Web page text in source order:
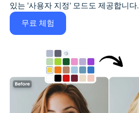
있는 '사용자 지정' 모드도 제공합니다.
무료 체험